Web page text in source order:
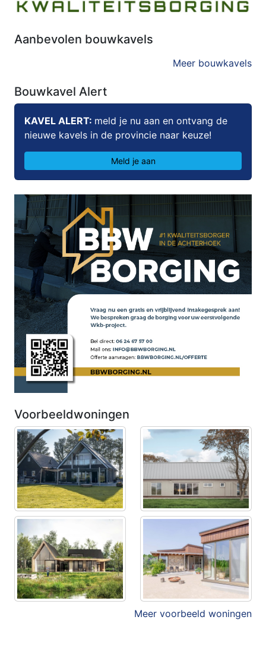
Aanbevolen bouwkavels
Meer bouwkavels
Bouwkavel Alert
KAVEL ALERT: meld je nu aan en ontvang de
nieuwe kavels in de provincie naar keuze!
Meld je aan
Voorbeeldwoningen
Meer voorbeeld woningen